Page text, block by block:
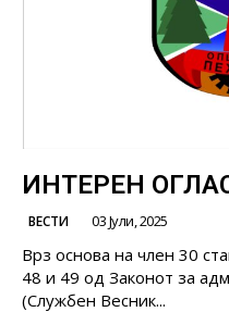
ИНТЕРЕН
ВЕСТИ 03 Јули, 2025
Врз основа на член 30
48 и 49 од Законот за
(Службен Весник...